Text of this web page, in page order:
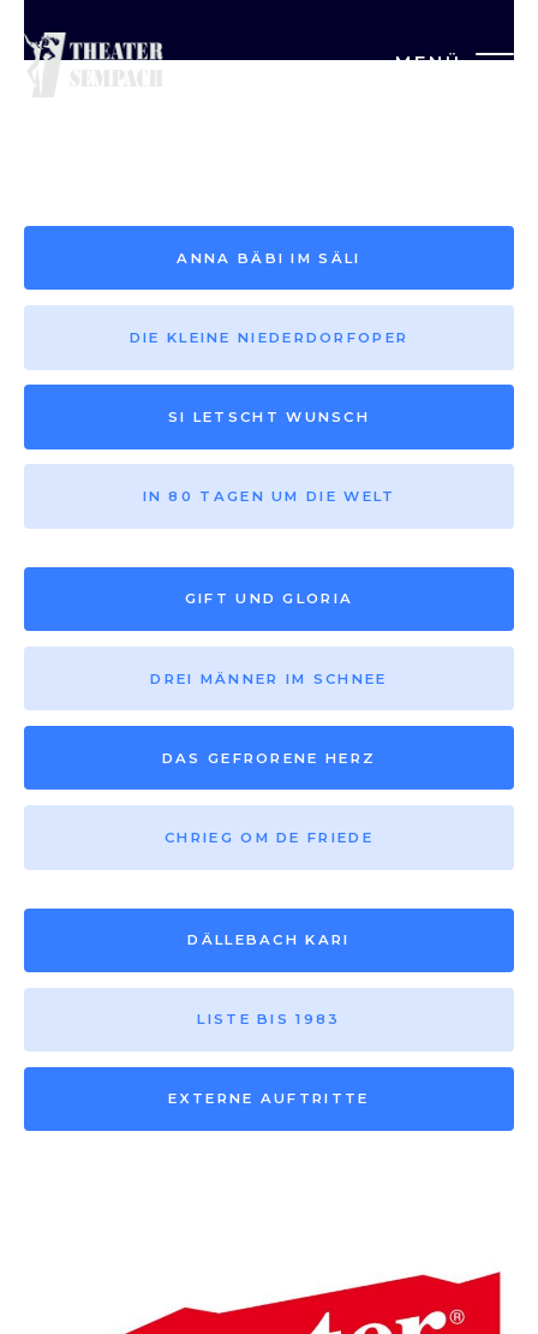
MENÜ
Saison vor 2013
ANNA BÄBI IM SÄLI
DIE KLEINE NIEDERDORFOPER
SI LETSCHT WUNSCH
IN 80 TAGEN UM DIE WELT
GIFT UND GLORIA
DREI MÄNNER IM SCHNEE
DAS GEFRORENE HERZ
CHRIEG OM DE FRIEDE
DÄLLEBACH KARI
LISTE BIS 1983
EXTERNE AUFTRITTE